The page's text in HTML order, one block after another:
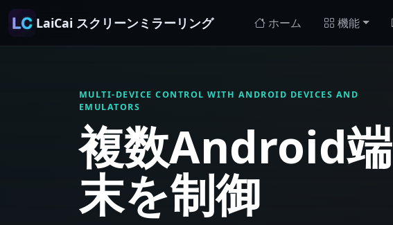
LaiCai スクリーンミラーリング ホーム 機能
MULTI-DEVICE CONTROL WITH ANDROID DEVICES AND
EMULATORS
複数Android端
末を制御